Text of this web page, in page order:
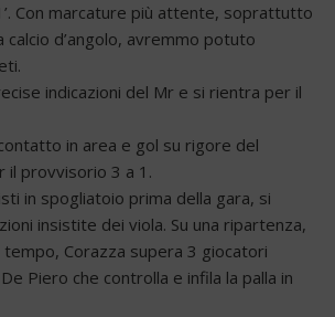
Con marcature più attente, soprattutto
calcio d’angolo, avremmo potuto
indicazioni del Mr e si rientra per il
in area e gol su rigore del
il provvisorio 3 a 1.
in spogliatoio prima della gara, si
insistite dei viola. Su una ripartenza,
tempo, Corazza supera 3 giocatori
Piero che controlla e infila la palla in